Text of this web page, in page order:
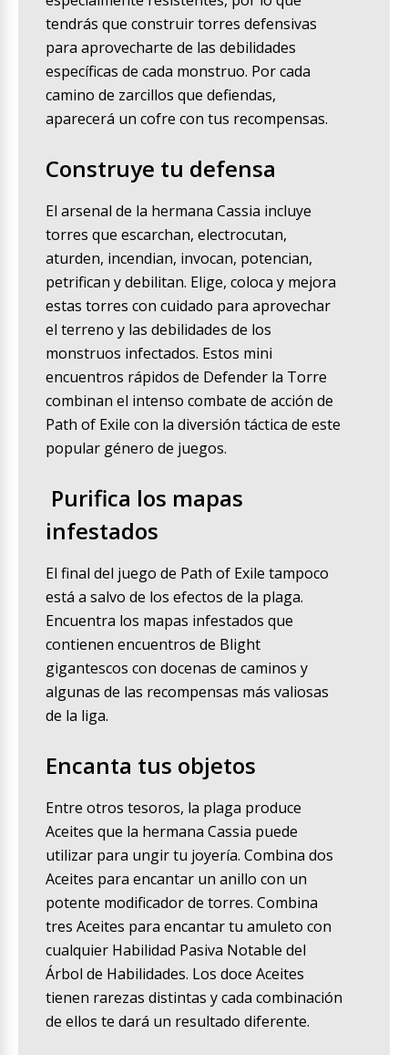
tendrás que construir torres defensivas
para aprovecharte de las debilidades
específicas de cada monstruo. Por cada
camino de zarcillos que defiendas,
aparecerá un cofre con tus recompensas.
Construye tu defensa
El arsenal de la hermana Cassia incluye
torres que escarchan, electrocutan,
aturden, incendian, invocan, potencian,
petrifican y debilitan. Elige, coloca y mejora
estas torres con cuidado para aprovechar
el terreno y las debilidades de los
monstruos infectados. Estos mini
encuentros rápidos de Defender la Torre
combinan el intenso combate de acción de
Path of Exile con la diversión táctica de este
popular género de juegos.
Purifica los mapas
infestados
El final del juego de Path of Exile tampoco
está a salvo de los efectos de la plaga.
Encuentra los mapas infestados que
contienen encuentros de Blight
gigantescos con docenas de caminos y
algunas de las recompensas más valiosas
de la liga.
Encanta tus objetos
Entre otros tesoros, la plaga produce
Aceites que la hermana Cassia puede
utilizar para ungir tu joyería. Combina dos
Aceites para encantar un anillo con un
potente modificador de torres. Combina
tres Aceites para encantar tu amuleto con
cualquier Habilidad Pasiva Notable del
Árbol de Habilidades. Los doce Aceites
tienen rarezas distintas y cada combinación
de ellos te dará un resultado diferente.